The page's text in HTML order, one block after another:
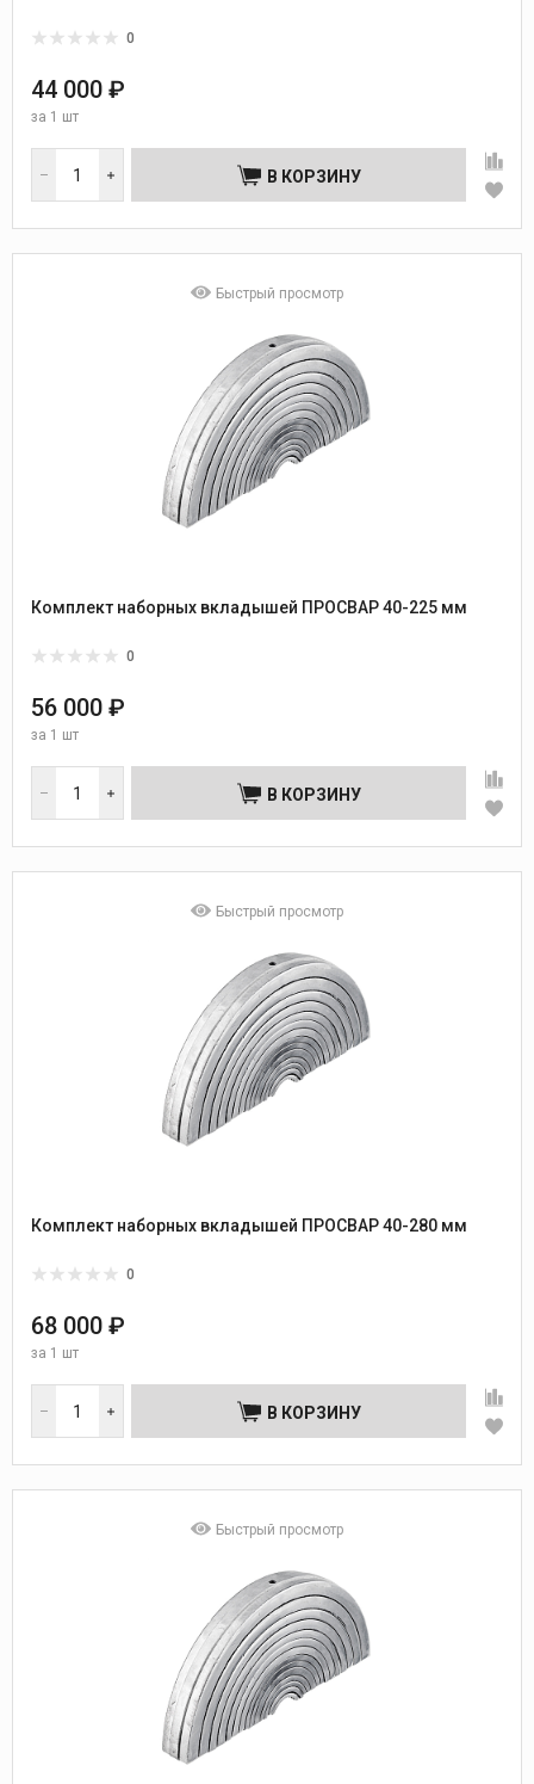
0
44 000 ₽
за 1 шт
В КОРЗИНУ
Быстрый просмотр
Комплект наборных вкладышей ПРОСВАР 40-225 мм
0
56 000 ₽
за 1 шт
В КОРЗИНУ
Быстрый просмотр
Комплект наборных вкладышей ПРОСВАР 40-280 мм
0
68 000 ₽
за 1 шт
В КОРЗИНУ
Быстрый просмотр